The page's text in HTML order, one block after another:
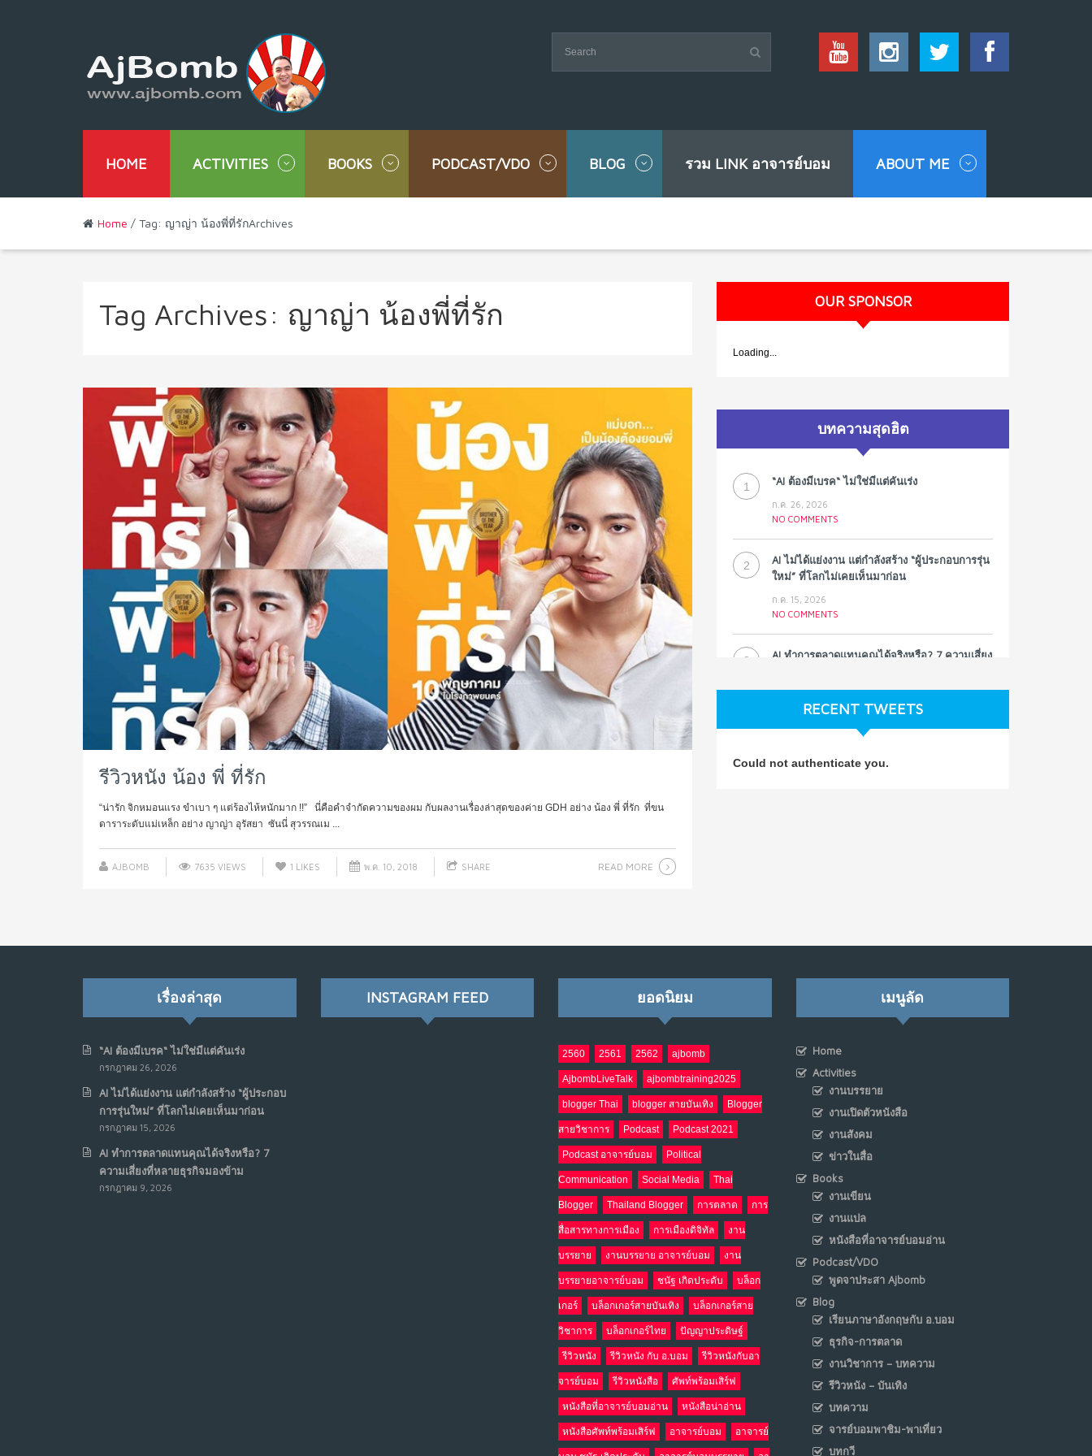
HOME ACTIVITIES BOOKS PODCAST/VDO BLOG รวม LINK อาจารย์บอม ABOUT ME
Home / Tag: ญาญ่า น้องพี่ที่รักArchives
Tag Archives: ญาญ่า น้องพี่ที่รัก
รีวิวหนัง น้อง พี่ ที่รัก
“น่ารัก จิกหมอนแรง ขำเบา ๆ แต่ร้องไห้หนักมาก !!” นี่คือคำจำกัดความของผม กับผลงานเรื่องล่าสุดของค่าย GDH อย่าง น้อง พี่ ที่รัก ที่ขน
ดาราระดับแม่เหล็ก อย่าง ญาญ่า อุรัสยา ซันนี่ สุวรรณเม ...
AJBOMB 7635 VIEWS 1 LIKES พ.ค. 10, 2018 SHARE READ MORE
OUR SPONSOR
Loading...
บทความสุดฮิต
1 “AI ต้องมีเบรค“ ไม่ใช่มีแต่คันเร่ง
ก.ค. 26, 2026
NO COMMENTS
2
AI ไม่ได้แย่งงาน แต่กำลังสร้าง “ผู้ประกอบการรุ่น
ใหม่” ที่โลกไม่เคยเห็นมาก่อน
ก.ค. 15, 2026
NO COMMENTS
3
AI ทำการตลาดแทนคุณได้จริงหรือ? 7 ความเสี่ยง
NO COMMENTS
จาก Dan Koe ในแบบอาจารย์บอม
มิ.ย. 12, 2026
เปลี่ยนรัฐราชการไปตลอดกาล
พ.ค. 28, 2026
NO COMMENTS
เมื่อโลกออนไลน์ กลายเป็น“ศาลเตี้ย”
พ.ค. 4, 2026
9
NO COMMENTS
10 อินโดนีเซีย กับเกมอำนาจที่มองไม่เห็น
NO COMMENTS
RECENT TWEETS
Could not authenticate you.
เรื่องล่าสุด
“AI ต้องมีเบรค“ ไม่ใช่มีแต่คันเร่ง
กรกฎาคม 26, 2026
AI ไม่ได้แย่งงาน แต่กำลังสร้าง “ผู้ประกอบ
การรุ่นใหม่” ที่โลกไม่เคยเห็นมาก่อน
กรกฎาคม 15, 2026
AI ทำการตลาดแทนคุณได้จริงหรือ? 7
ความเสี่ยงที่หลายธุรกิจมองข้าม
กรกฎาคม 9, 2026
INSTAGRAM FEED ยอดนิยม
2560 2561 2562 ajbomb
AjbombLiveTalk ajbombtraining2025
blogger Thai blogger สายบันเทิง Blogger
สายวิชาการ Podcast Podcast 2021
Podcast อาจารย์บอม Political
Communication Social Media Thai
Blogger Thailand Blogger การตลาด การ
สื่อสารทางการเมือง การเมืองดิจิทัล งาน
บรรยาย งานบรรยาย อาจารย์บอม งาน
บรรยายอาจารย์บอม ชนัฐ เกิดประดับ บล็อก
เกอร์ บล็อกเกอร์สายบันเทิง บล็อกเกอร์สาย
วิชาการ บล็อกเกอร์ไทย ปัญญาประดิษฐ์
รีวิวหนัง รีวิวหนัง กับ อ.บอม รีวิวหนังกับอา
จารย์บอม รีวิวหนังสือ ศัพท์พร้อมเสิร์ฟ
หนังสือที่อาจารย์บอมอ่าน หนังสือน่าอ่าน
หนังสือศัพท์พร้อมเสิร์ฟ อาจารย์บอม อาจารย์
เมนูลัด
Home
Activities
งานบรรยาย
งานเปิดตัวหนังสือ
งานสังคม
ข่าวในสื่อ
Books
งานเขียน
งานแปล
หนังสือที่อาจารย์บอมอ่าน
Podcast/VDO
พูดจาประสา Ajbomb
Blog
เรียนภาษาอังกฤษกับ อ.บอม
ธุรกิจ-การตลาด
งานวิชาการ – บทความ
รีวิวหนัง – บันเทิง
บทความ
จารย์บอมพาชิม-พาเที่ยว
บทกวี